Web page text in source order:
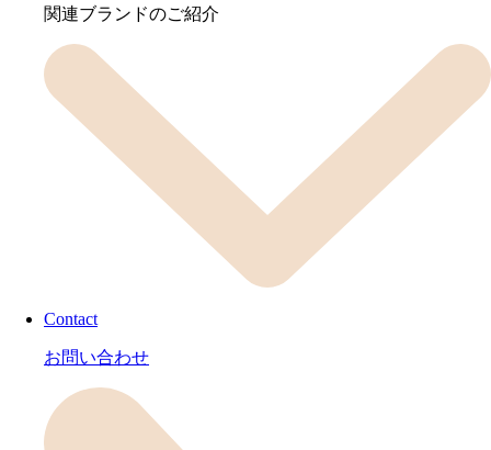
関連ブランドのご紹介
Contact
お問い合わせ